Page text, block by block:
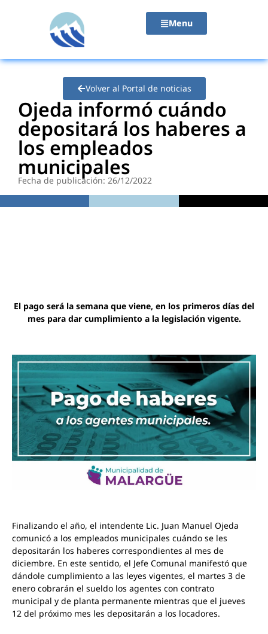
Menu
Volver al Portal de noticias
Ojeda informó cuándo
depositará los haberes a
los empleados
municipales
Fecha de publicación: 26/12/2022
El pago será la semana que viene, en los primeros días del
mes para dar cumplimiento a la legislación vigente.
Finalizando el año, el intendente Lic. Juan Manuel Ojeda
comunicó a los empleados municipales cuándo se les
depositarán los haberes correspondientes al mes de
diciembre. En este sentido, el Jefe Comunal manifestó que
dándole cumplimiento a las leyes vigentes, el martes 3 de
enero cobrarán el sueldo los agentes con contrato
municipal y de planta permanente mientras que el jueves
12 del próximo mes les depositarán a los locadores.